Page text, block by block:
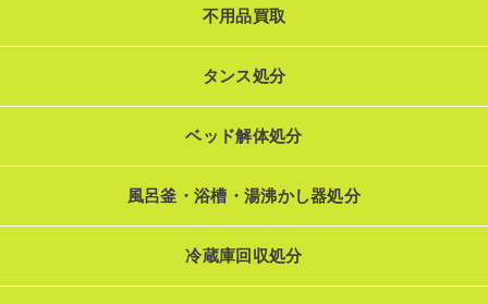
不用品買取
タンス処分
ベッド解体処分
風呂釜・浴槽・湯沸かし器処分
冷蔵庫回収処分